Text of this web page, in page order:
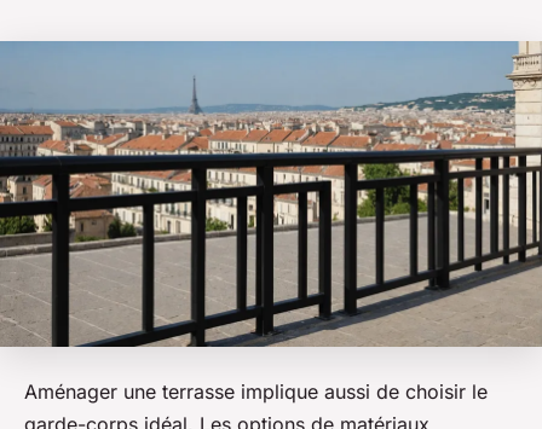
Aménager une terrasse implique aussi de choisir le